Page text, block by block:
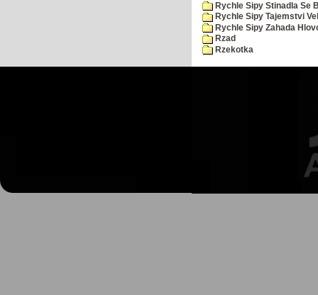
Rychle Sipy Stinadla Se
Rychle Sipy Tajemstvi
Rychle Sipy Zahada
Rzad
Rzekotka